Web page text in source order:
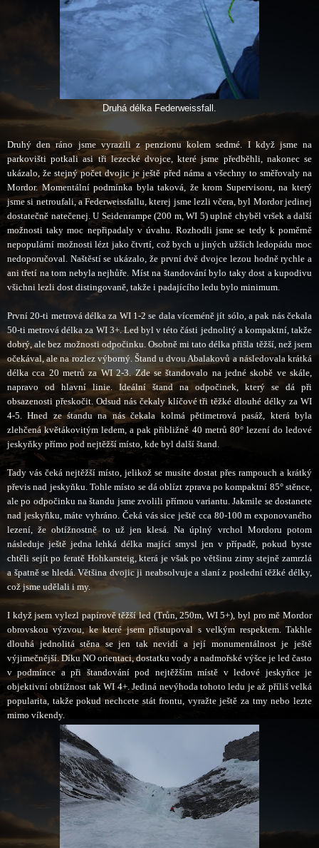
Druhá délka Federweissfall.
Druhý den ráno jsme vyrazili z penzionu kolem sedmé. I když jsme na
parkovišti potkali asi tři lezecké dvojce, které jsme předběhli, nakonec se
ukázalo, že stejný počet dvojic je ještě před náma a všechny to směřovaly na
Mordor. Momentální podmínka byla taková, že krom Supervisoru, na který
jsme si netroufali, a Federweissfallu, kterej jsme lezli včera, byl Mordor jedinej
dostatečně natečenej. U Seidenrampe (200 m, WI 5) uplně chyběl vršek a další
možnosti taky moc nepřipadaly v úvahu. Rozhodli jsme se tedy k poměrně
nepopulární možnosti lézt jako čtvrtí, což bych u jiných užších ledopádu moc
nedoporučoval. Naštěstí se ukázalo, že první dvě dvojce lezou hodně rychle a
ani třetí na tom nebyla nejhůře. Míst na štandování bylo taky dost a kupodivu
všichni lezli dost distingovaně, takže i padajícího ledu bylo minimum.
První 20-ti metrová délka za WI 1-2 se dala víceméně jít sólo, a pak nás čekala
50-ti metrová délka za WI 3+. Led byl v této části jednolitý a kompaktní, takže
dobrý, ale bez možnosti odpočinku. Osobně mi tato délka přišla těžší, než jsem
očekával, ale na rozlez výborný. Štand u dvou Abalakovů a následovala krátká
délka cca 20 metrů za WI 2-3. Zde se štandovalo na jedné skobě ve skále,
napravo od hlavní linie. Ideální štand na odpočinek, který se dá při
obsazenosti přeskočit. Odsud nás čekaly klíčové tři těžké dlouhé délky za WI
4-5. Hned ze śtandu na nás čekala kolmá pětimetrová pasáž, která byla
zlehčená květákovitým ledem, a pak přibližně 40 metrů 80° lezení do ledové
jeskyňky přímo pod nejtěžší místo, kde byl další štand.
Tady vás čeká nejtěžší místo, jelikož se musíte dostat přes rampouch a krátký
převis nad jeskyňku. Tohle místo se dá oblízt zprava po kompaktní 85° stěnce,
ale po odpočinku na štandu jsme zvolili přímou variantu. Jakmile se dostanete
nad jeskyňku, máte vyhráno. Čeká vás sice ještě cca 80-100 m exponovaného
lezení, že obtížnostně to už jen klesá. Na úplný vrchol Mordoru potom
následuje ještě jedna lehká délka mající smysl jen v případě, pokud byste
chtěli sejít po feratě Hohkarsteig, která je však po většinu zimy stejně zamrzlá
a špatně se hledá. Většina dvojic ji neabsolvuje a slaní z poslední těžké délky,
což jsme udělali i my.
I když jsem vylezl papírově těžší led (Trůn, 250m, WI 5+), byl pro mě Mordor
obrovskou výzvou, ke které jsem přistupoval s velkým respektem. Takhle
dlouhá jednolitá stěna se jen tak nevidí a její monumentálnost je ještě
výjimečnější. Díku NO orientaci, dostatku vody a nadmořské výšce je led často
v podmínce a při štandování pod nejtěžším místě v ledové jeskyňce je
objektivní obtížnost tak WI 4+. Jediná nevýhoda tohoto ledu je až příliš velká
popularita, takže pokud nechcete stát frontu, vyražte ještě za tmy nebo lezte
mimo víkendy.